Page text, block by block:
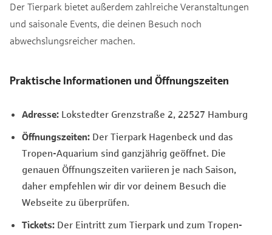
Der Tierpark bietet außerdem zahlreiche Veranstaltungen
und saisonale Events, die deinen Besuch noch
abwechslungsreicher machen.
Praktische Informationen und Öffnungszeiten
Adresse: Lokstedter Grenzstraße 2, 22527 Hamburg
Öffnungszeiten: Der Tierpark Hagenbeck und das
Tropen-Aquarium sind ganzjährig geöffnet. Die
genauen Öffnungszeiten variieren je nach Saison,
daher empfehlen wir dir vor deinem Besuch die
Webseite zu überprüfen.
Tickets: Der Eintritt zum Tierpark und zum Tropen-